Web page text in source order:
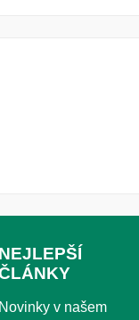
NEJLEPŠÍ
Novinky v našem